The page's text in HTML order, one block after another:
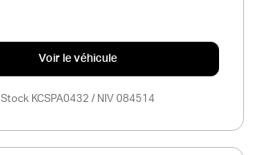
Voir le véhicule
Stock KCSPA0432 / NIV 084514